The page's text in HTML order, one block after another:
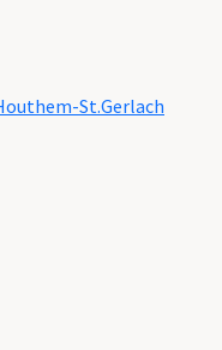
St.Gerlach